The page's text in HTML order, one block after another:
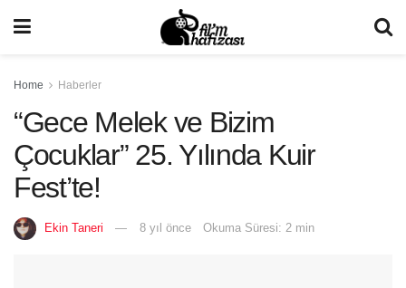
Home Haberler
“Gece Melek ve Bizim
Çocuklar” 25. Yılında Kuir
Fest’te!
Ekin Taneri 8 yıl önce Okuma Süresi: 2 min